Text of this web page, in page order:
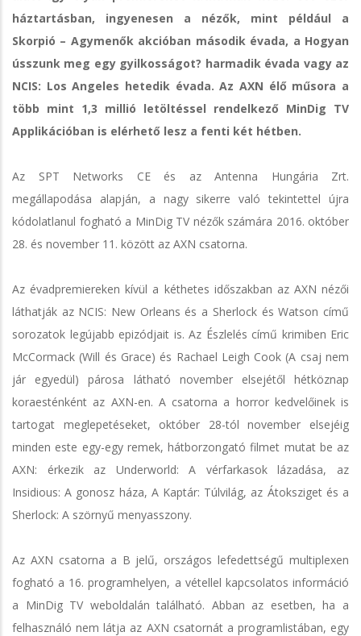
háztartásban, ingyenesen a nézők, mint például a
Skorpió – Agymenők akcióban második évada, a Hogyan
ússzunk meg egy gyilkosságot? harmadik évada vagy az
NCIS: Los Angeles hetedik évada. Az AXN élő műsora a
több mint 1,3 millió letöltéssel rendelkező MinDig TV
Applikációban is elérhető lesz a fenti két hétben.
Az SPT Networks CE és az Antenna Hungária Zrt.
megállapodása alapján, a nagy sikerre való tekintettel újra
kódolatlanul fogható a MinDig TV nézők számára 2016. október
28. és november 11. között az AXN csatorna.
Az évadpremiereken kívül a kéthetes időszakban az AXN nézői
láthatják az NCIS: New Orleans és a Sherlock és Watson című
sorozatok legújabb epizódjait is. Az Észlelés című krimiben Eric
McCormack (Will és Grace) és Rachael Leigh Cook (A csaj nem
jár egyedül) párosa látható november elsejétől hétköznap
koraesténként az AXN-en. A csatorna a horror kedvelőinek is
tartogat meglepetéseket, október 28-tól november elsejéig
minden este egy-egy remek, hátborzongató filmet mutat be az
AXN: érkezik az Underworld: A vérfarkasok lázadása, az
Insidious: A gonosz háza, A Kaptár: Túlvilág, az Átoksziget és a
Sherlock: A szörnyű menyasszony.
Az AXN csatorna a B jelű, országos lefedettségű multiplexen
fogható a 16. programhelyen, a vétellel kapcsolatos információ
a MinDig TV weboldalán található. Abban az esetben, ha a
felhasználó nem látja az AXN csatornát a programlistában, egy